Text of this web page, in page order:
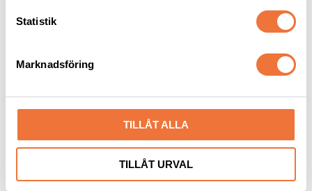
Statistik
Marknadsföring
TILLÅT ALLA
TILLÅT URVAL
Senaste besökta produkter